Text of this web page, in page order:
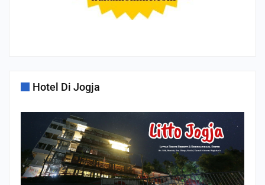
Hotel Di Jogja